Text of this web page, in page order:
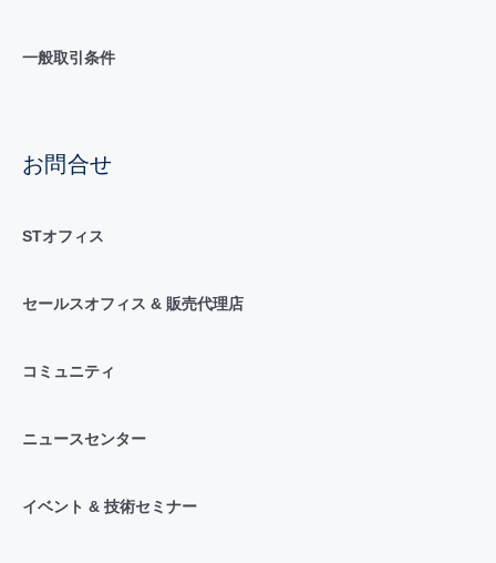
一般取引条件
お問合せ
STオフィス
セールスオフィス & 販売代理店
コミュニティ
ニュースセンター
イベント & 技術セミナー